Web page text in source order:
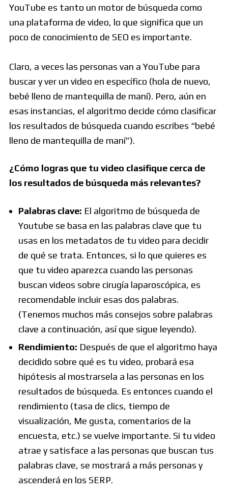
YouTube es tanto un motor de búsqueda como
una plataforma de video, lo que significa que un
poco de conocimiento de SEO es importante.
Claro, a veces las personas van a YouTube para
buscar y ver un video en específico (hola de nuevo,
bebé lleno de mantequilla de maní). Pero, aún en
esas instancias, el algoritmo decide cómo clasificar
los resultados de búsqueda cuando escribes “bebé
lleno de mantequilla de maní”).
¿Cómo logras que tu video clasifique cerca de
los resultados de búsqueda más relevantes?
Palabras clave: El algoritmo de búsqueda de
Youtube se basa en las palabras clave que tu
usas en los metadatos de tu video para decidir
de qué se trata. Entonces, si lo que quieres es
que tu video aparezca cuando las personas
buscan videos sobre cirugía laparoscópica, es
recomendable incluir esas dos palabras.
(Tenemos muchos más consejos sobre palabras
clave a continuación, así que sigue leyendo).
Rendimiento: Después de que el algoritmo haya
decidido sobre qué es tu video, probará esa
hipótesis al mostrarsela a las personas en los
resultados de búsqueda. Es entonces cuando el
rendimiento (tasa de clics, tiempo de
visualización, Me gusta, comentarios de la
encuesta, etc.) se vuelve importante. Si tu video
atrae y satisface a las personas que buscan tus
palabras clave, se mostrará a más personas y
ascenderá en los SERP.